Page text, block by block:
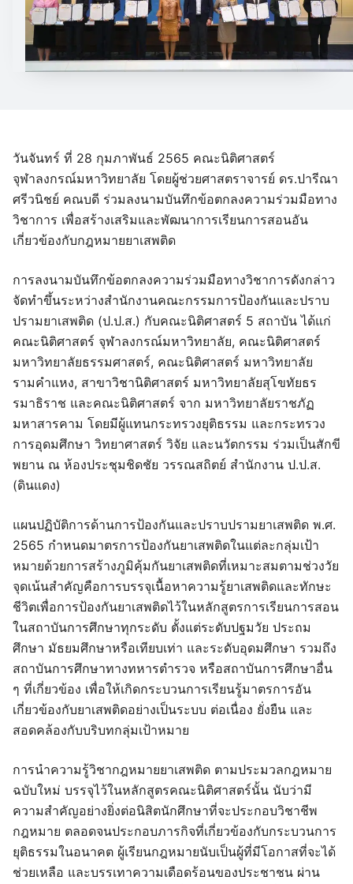
วันจันทร์ ที่ 28 กุมภาพันธ์ 2565 คณะนิติศาสตร์
จุฬาลงกรณ์มหาวิทยาลัย โดยผู้ช่วยศาสตราจารย์ ดร.ปารีณา
ศรีวนิชย์ คณบดี ร่วมลงนามบันทึกข้อตกลงความร่วมมือทาง
วิชาการ เพื่อสร้างเสริมและพัฒนาการเรียนการสอนอัน
เกี่ยวข้องกับกฎหมายยาเสพติด
การลงนามบันทึกข้อตกลงความร่วมมือทางวิชาการดังกล่าว
จัดทำขึ้นระหว่างสำนักงานคณะกรรมการป้องกันและปราบ
ปรามยาเสพติด (ป.ป.ส.) กับคณะนิติศาสตร์ 5 สถาบัน ได้แก่
คณะนิติศาสตร์ จุฬาลงกรณ์มหาวิทยาลัย, คณะนิติศาสตร์
มหาวิทยาลัยธรรมศาสตร์, คณะนิติศาสตร์ มหาวิทยาลัย
รามคำแหง, สาขาวิชานิติศาสตร์ มหาวิทยาลัยสุโขทัยธร
รมาธิราช และคณะนิติศาสตร์ จาก มหาวิทยาลัยราชภัฏ
มหาสารคาม โดยมีผู้แทนกระทรวงยุติธรรม และกระทรวง
การอุดมศึกษา วิทยาศาสตร์ วิจัย และนวัตกรรม ร่วมเป็นสักขี
พยาน ณ ห้องประชุมชิดชัย วรรณสถิตย์ สำนักงาน ป.ป.ส.
(ดินแดง)
แผนปฏิบัติการด้านการป้องกันและปราบปรามยาเสพติด พ.ศ.
2565 กําหนดมาตรการป้องกันยาเสพติดในแต่ละกลุ่มเป้า
หมายด้วยการสร้างภูมิคุ้มกันยาเสพติดที่เหมาะสมตามช่วงวัย
จุดเน้นสําคัญคือการบรรจุเนื้อหาความรู้ยาเสพติดและทักษะ
ชีวิตเพื่อการป้องกันยาเสพติดไว้ในหลักสูตรการเรียนการสอน
ในสถาบันการศึกษาทุกระดับ ตั้งแต่ระดับปฐมวัย ประถม
ศึกษา มัธยมศึกษาหรือเทียบเท่า และระดับอุดมศึกษา รวมถึง
สถาบันการศึกษาทางทหารตํารวจ หรือสถาบันการศึกษาอื่น
ๆ ที่เกี่ยวข้อง เพื่อให้เกิดกระบวนการเรียนรู้มาตรการอัน
เกี่ยวข้องกับยาเสพติดอย่างเป็นระบบ ต่อเนื่อง ยั่งยืน และ
สอดคล้องกับบริบทกลุ่มเป้าหมาย
การนําความรู้วิชากฎหมายยาเสพติด ตามประมวลกฎหมาย
ฉบับใหม่ บรรจุไว้ในหลักสูตรคณะนิติศาสตร์นั้น นับว่ามี
ความสําคัญอย่างยิ่งต่อนิสิตนักศึกษาที่จะประกอบวิชาชีพ
กฎหมาย ตลอดจนประกอบภารกิจที่เกี่ยวข้องกับกระบวนการ
ยุติธรรมในอนาคต ผู้เรียนกฎหมายนับเป็นผู้ที่มีโอกาสที่จะได้
ช่วยเหลือ และบรรเทาความเดือดร้อนของประชาชน ผ่าน